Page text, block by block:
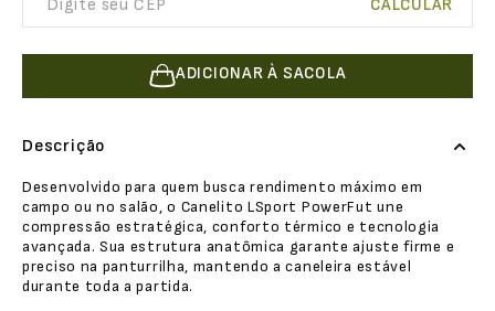
ADICIONAR À SACOLA
Descrição
Desenvolvido para quem busca rendimento máximo em
campo ou no salão, o Canelito LSport PowerFut une
compressão estratégica, conforto térmico e tecnologia
avançada. Sua estrutura anatômica garante ajuste firme e
preciso na panturrilha, mantendo a caneleira estável
durante toda a partida.